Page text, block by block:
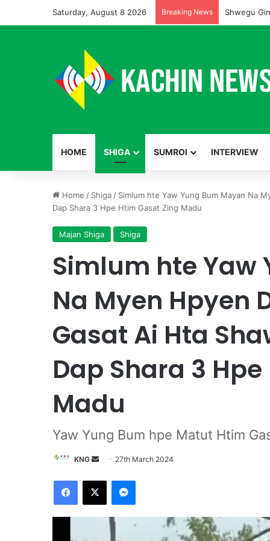
Saturday, August 8 2026 Breaking News Shwegu
HOME SHIGA SUMROI INTERVIEW
Home / Shiga / Simlum hte Yaw Yung Bum Mayan Na
Dap Shara 3 Hpe Htim Gasat Zing Madu
Majan Shiga Shiga
Simlum hte Yaw
Na Myen Hpyen
Gasat Ai Hta
Dap Shara 3
Madu
Yaw Yung Bum hpe Matut Htim
KNG
d
a
27th March 2024